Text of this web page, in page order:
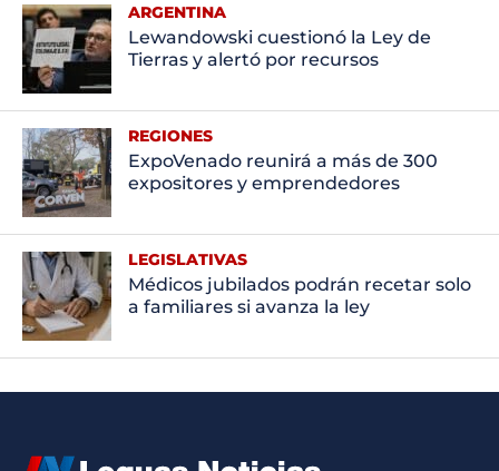
ARGENTINA
Lewandowski cuestionó la Ley de
Tierras y alertó por recursos
REGIONES
ExpoVenado reunirá a más de 300
expositores y emprendedores
LEGISLATIVAS
Médicos jubilados podrán recetar solo
a familiares si avanza la ley